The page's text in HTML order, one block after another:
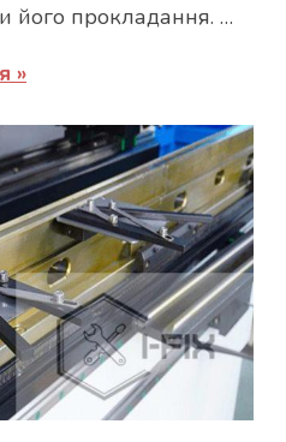
його прокладання. …